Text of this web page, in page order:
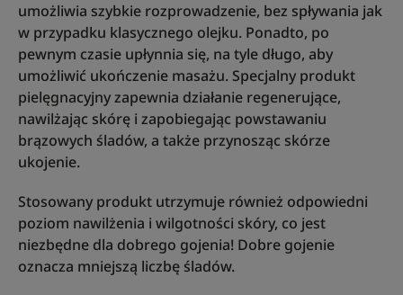
umożliwia szybkie rozprowadzenie, bez spływania jak
w przypadku klasycznego olejku. Ponadto, po
pewnym czasie upłynnia się, na tyle długo, aby
umożliwić ukończenie masażu. Specjalny produkt
pielęgnacyjny zapewnia działanie regenerujące,
nawilżając skórę i zapobiegając powstawaniu
brązowych śladów, a także przynosząc skórze
ukojenie.
Stosowany produkt utrzymuje również odpowiedni
poziom nawilżenia i wilgotności skóry, co jest
niezbędne dla dobrego gojenia! Dobre gojenie
oznacza mniejszą liczbę śladów.